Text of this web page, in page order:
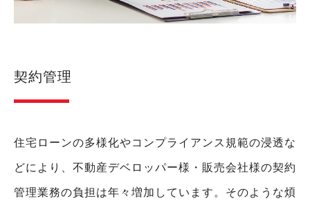
グランスイート高田馬場諏訪の杜
新宿区
新宿区
61
2016年
北区
59 2016年 丸紅・東京建物
契約管理
住宅ローンの多様化やコンプライアンス規範の浸透な
どにより、不動産デベロッパー様・販売会社様の契約
管理業務の負担は年々増加しています。そのような煩